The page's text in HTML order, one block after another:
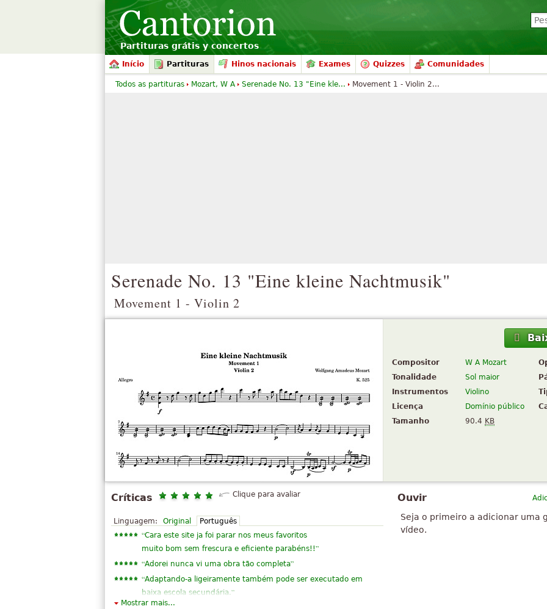
Partituras grátis y concertos
Início Partituras Hinos nacionais Exames Quizzes Comunidades
Serenade No. 13 "Eine kleine Nachtmusik"
Movement 1 - Violin 2
Compositor W A Mozart
Tonalidade
Sol maior
Instrumentos
Violino
Licença
Domínio público
Tamanho
90.4 KB
Ouvir
Seja o primeiro a adicionar uma
vídeo.
Críticas Clique para avaliar
Linguagem: Original Português
“Cara este site ja foi parar nos meus favoritos
muito bom sem frescura e eficiente parabéns!!”
“Adorei nunca vi uma obra tão completa”
“Adaptando-a ligeiramente também pode ser executado em
baixa escola secundária.”
Mostrar mais...
Todos as partituras Mozart, W A Serenade No. 13 "Eine kle... Movement 1 - Violin 2...